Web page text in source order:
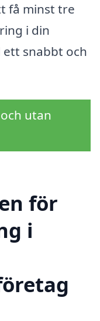
få minst tre
i din
snabbt och
utan
för
i